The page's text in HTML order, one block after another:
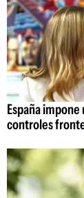
España
controles